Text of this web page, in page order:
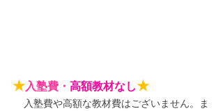
★入塾費・ 高額教材なし★
入塾費や高額な教材費はございません。ま